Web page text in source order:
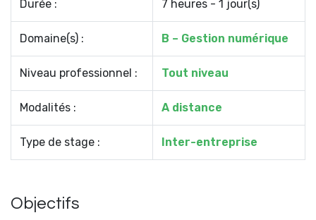
Durée : 7 heures - 1 jour(s)
Domaine(s) : B – Gestion numérique
Niveau professionnel : Tout niveau
Modalités : A distance
Type de stage : Inter-entreprise
Objectifs